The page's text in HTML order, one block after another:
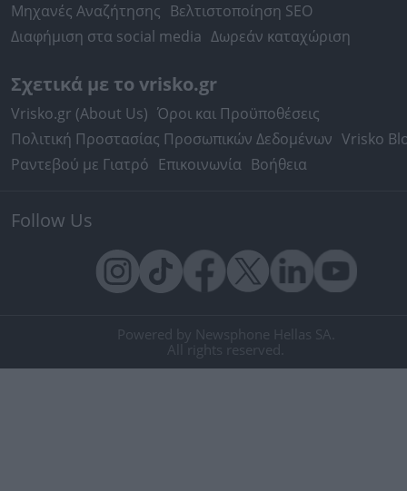
Μηχανές Αναζήτησης Βελτιστοποίηση SEO
Διαφήμιση στα social media Δωρεάν καταχώριση
Σχετικά με το vrisko.gr
Vrisko.gr (About Us) Όροι και Προϋποθέσεις
Πολιτική Προστασίας Προσωπικών Δεδομένων Vrisko
Ραντεβού με Γιατρό Επικοινωνία Βοήθεια
Follow Us
Powered by Newsphone Hellas SA.
All rights reserved.